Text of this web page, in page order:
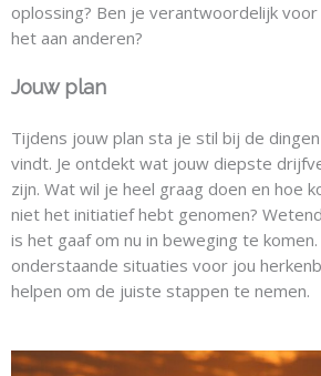
oplossing? Ben je verantwoordelijk
het aan anderen?
Jouw plan
Tijdens jouw plan sta je stil bij de
vindt. Je ontdekt wat jouw diepste
zijn. Wat wil je heel graag doen en hoe
niet het initiatief hebt genomen?
is het gaaf om nu in beweging te komen.
onderstaande situaties voor jou
helpen om de juiste stappen te nemen.